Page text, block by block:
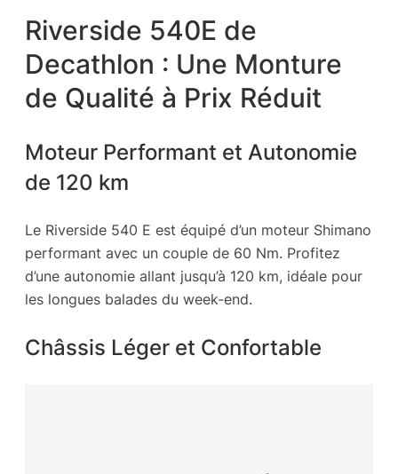
Riverside 540E de
Decathlon : Une Monture
de Qualité à Prix Réduit
Moteur Performant et Autonomie
de 120 km
Le Riverside 540 E est équipé d’un moteur Shimano
performant avec un couple de 60 Nm. Profitez
d’une autonomie allant jusqu’à 120 km, idéale pour
les longues balades du week-end.
Châssis Léger et Confortable